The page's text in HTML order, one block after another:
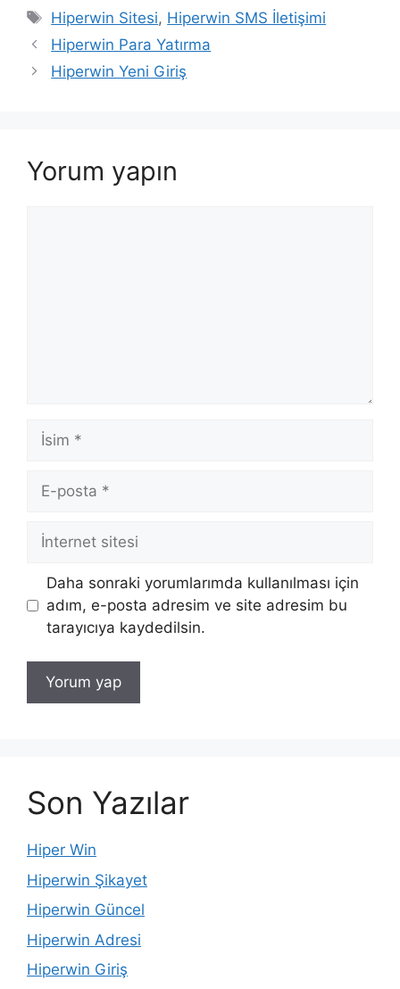
Etiketler
Hiperwin Sitesi, Hiperwin SMS İletişimi
Hiperwin Para Yatırma
Hiperwin Yeni Giriş
Yorum yapın
İsim
posta
İnternet
sitesi
Daha sonraki yorumlarımda kullanılması için
adım, e-posta adresim ve site adresim bu
tarayıcıya kaydedilsin.
Son Yazılar
Hiper Win
Hiperwin Şikayet
Hiperwin Güncel
Hiperwin Adresi
Hiperwin Giriş